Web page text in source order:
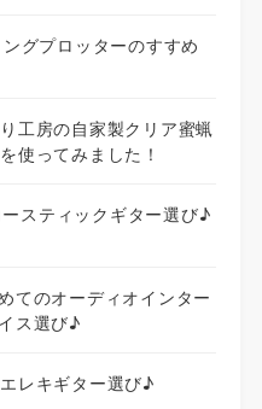
グプロッターのすすめ
工房の自家製クリア蜜蝋
使ってみました！
スティックギター選び♪
てのオーディオインター
ス選び♪
レキギター選び♪